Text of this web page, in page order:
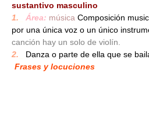
sustantivo masculino
1.
Área: música Composición
por una única voz o un único
canción hay un solo de violín.
2.
Danza o parte de ella que se
Frases y locuciones